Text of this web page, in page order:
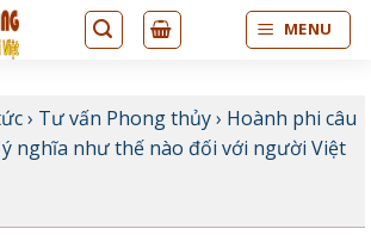
MENU
› Tư vấn Phong thủy› Hoành phi câu
nghĩa như thế nào đối với người Việt